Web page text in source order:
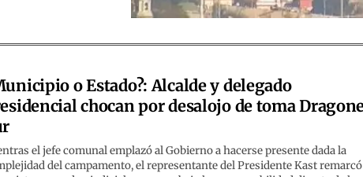
o Estado?: Alcalde y delegado
chocan por desalojo de toma
el jefe comunal emplazó al Gobierno a hacerse presente dada la
del campamento, el representante del Presidente Kast remarcó